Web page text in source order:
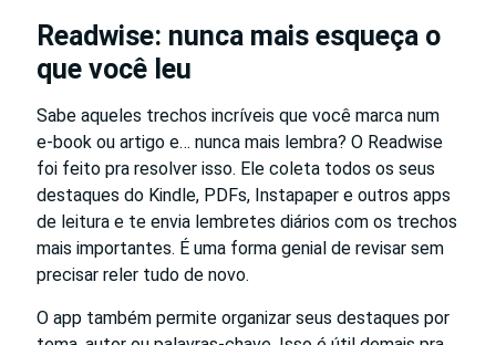
Readwise: nunca mais esqueça o
que você leu
Sabe aqueles trechos incríveis que você marca num
e-book ou artigo e… nunca mais lembra? O Readwise
foi feito pra resolver isso. Ele coleta todos os seus
destaques do Kindle, PDFs, Instapaper e outros apps
de leitura e te envia lembretes diários com os trechos
mais importantes. É uma forma genial de revisar sem
precisar reler tudo de novo.
O app também permite organizar seus destaques por